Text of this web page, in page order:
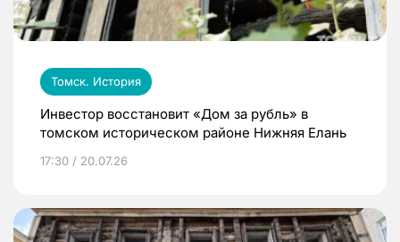
Томск. История
Инвестор восстановит «Дом за рубль» в
томском историческом районе Нижняя Елань
17:30 / 20.07.26